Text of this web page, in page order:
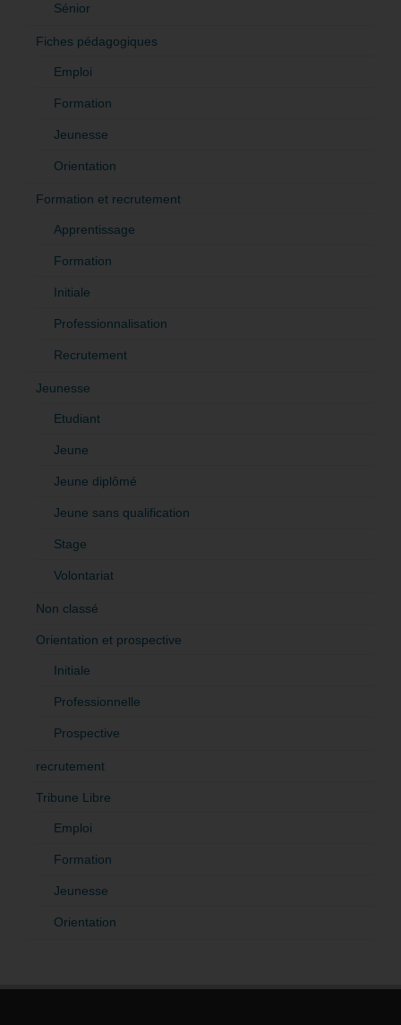
Sénior
Fiches pédagogiques
Emploi
Formation
Jeunesse
Orientation
Formation et recrutement
Apprentissage
Formation
Initiale
Professionnalisation
Recrutement
Jeunesse
Etudiant
Jeune
Jeune diplômé
Jeune sans qualification
Stage
Volontariat
Non classé
Orientation et prospective
Initiale
Professionnelle
Prospective
recrutement
Tribune Libre
Emploi
Formation
Jeunesse
Orientation